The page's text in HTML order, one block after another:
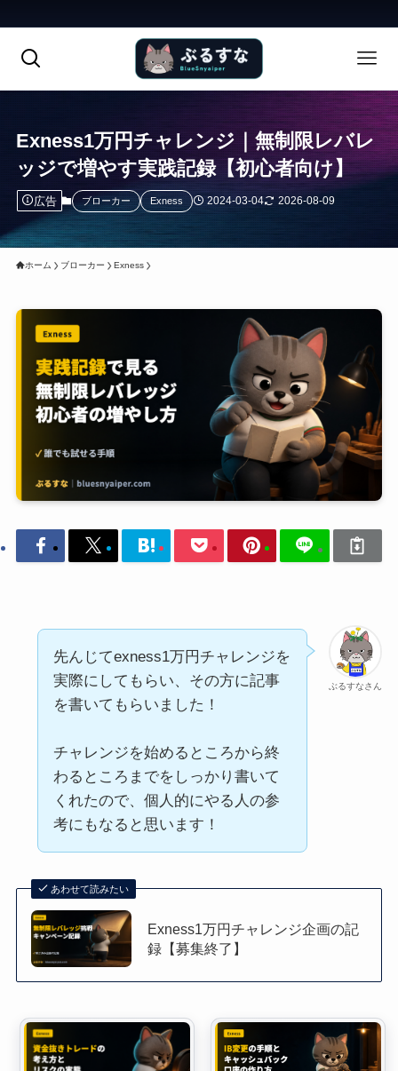
Exness1万円チャレンジ｜無制限レバレ
ッジで増やす実践記録【初心者向け】
広告 ブローカー Exness 2024-03-04 2026-08-09
ホーム ブローカー Exness
ぶるすなさん
先んじてexness1万円チャレンジを
実際にしてもらい、その方に記事
を書いてもらいました！
チャレンジを始めるところから終
わるところまでをしっかり書いて
くれたので、個人的にやる人の参
考にもなると思います！
あわせて読みたい
Exness1万円チャレンジ企画の記
録【募集終了】